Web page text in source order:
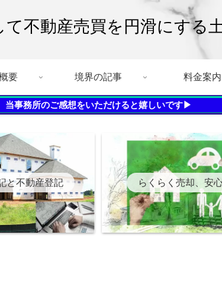
不動産売買を円滑にする
要 境界の記事 料金案内
当事務所のご感想をいただけると嬉しいです▶
と不動産登記 らくらく売却、安